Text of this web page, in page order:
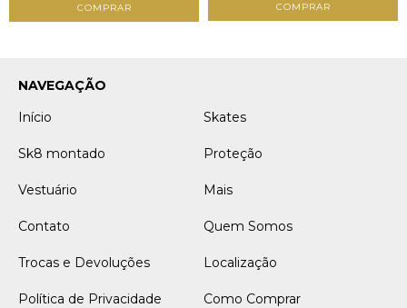
COMPRAR COMPRAR
NAVEGAÇÃO
Início
Skates
Sk8 montado Proteção
Vestuário Mais
Contato Quem Somos
Trocas e Devoluções Localização
Política de Privacidade Como Comprar